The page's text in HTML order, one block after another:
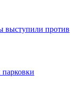
выступили против